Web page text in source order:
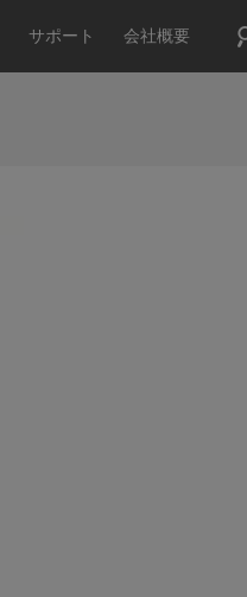
サポート 会社概要